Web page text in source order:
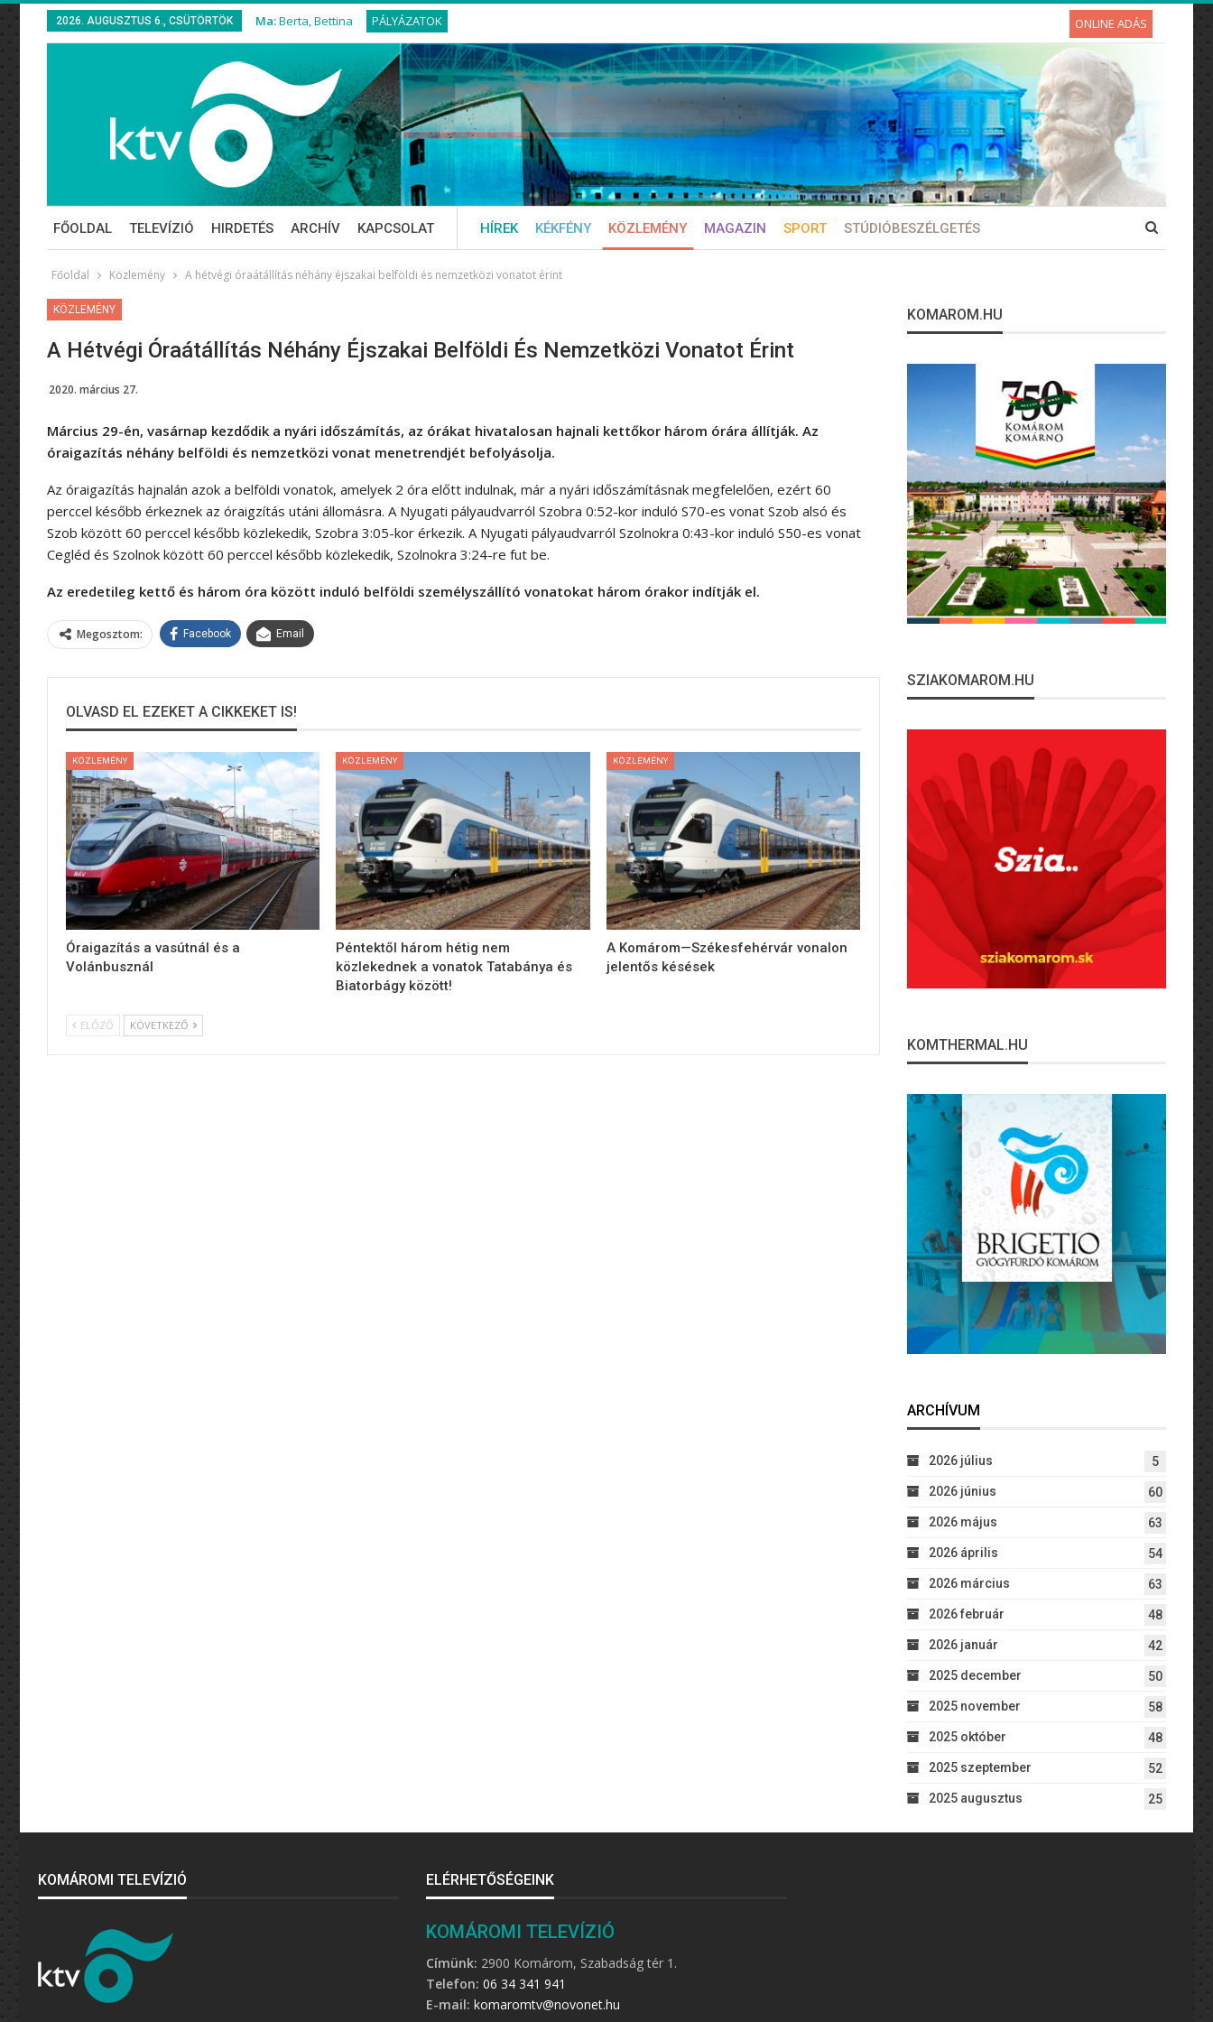
2026. AUGUSZTUS 6., CSÜTÖRTÖK Ma:Berta, Bettina PÁLYÁZATOK ONLINE ADÁS
FŐOLDAL TELEVÍZIÓ HIRDETÉS ARCHÍV KAPCSOLAT HÍREK KÉKFÉNY KÖZLEMÉNY MAGAZIN SPORT STÚDIÓBESZÉLGETÉS
Főoldal Közlemény A hétvégi óraátállítás néhány éjszakai belföldi és nemzetközi vonatot érint
KÖZLEMÉNY
A Hétvégi Óraátállítás Néhány Éjszakai Belföldi És Nemzetközi Vonatot Érint
2020. március 27.
Március 29-én, vasárnap kezdődik a nyári időszámítás, az órákat hivatalosan hajnali kettőkor három órára állítják. Az
óraigazítás néhány belföldi és nemzetközi vonat menetrendjét befolyásolja.
Az óraigazítás hajnalán azok a belföldi vonatok, amelyek 2 óra előtt indulnak, már a nyári időszámításnak megfelelően, ezért 60
perccel később érkeznek az óraigzítás utáni állomásra. A Nyugati pályaudvarról Szobra 0:52-kor induló S70-es vonat Szob alsó és
Szob között 60 perccel később közlekedik, Szobra 3:05-kor érkezik. A Nyugati pályaudvarról Szolnokra 0:43-kor induló S50-es vonat
Cegléd és Szolnok között 60 perccel később közlekedik, Szolnokra 3:24-re fut be.
Az eredetileg kettő és három óra között induló belföldi személyszállító vonatokat három órakor indítják el.
Megosztom: Facebook Email
OLVASD EL EZEKET A CIKKEKET IS!
KÖZLEMÉNY
Óraigazítás a vasútnál és a
Volánbusznál
KÖZLEMÉNY
Péntektől három hétig nem
közlekednek a vonatok Tatabánya és
Biatorbágy között!
KÖZLEMÉNY
A Komárom—Székesfehérvár vonalon
jelentős késések
ELŐZŐ KÖVETKEZŐ
KOMAROM.HU
SZIAKOMAROM.HU
KOMTHERMAL.HU
ARCHÍVUM
2026 július 5
2026 június 60
2026 május 63
2026 április 54
2026 március 63
2026 február 48
2026 január 42
2025 december 50
2025 november 58
2025 október 48
2025 szeptember 52
2025 augusztus 25
KOMÁROMI TELEVÍZIÓ ELÉRHETŐSÉGEINK
KOMÁROMI TELEVÍZIÓ
Címünk: 2900 Komárom, Szabadság tér 1.
Telefon: 06 34 341 941
E-mail: komaromtv@novonet.hu